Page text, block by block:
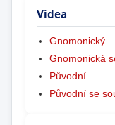
Videa
Gnomonický
Gnomonická
Původní
Původní se